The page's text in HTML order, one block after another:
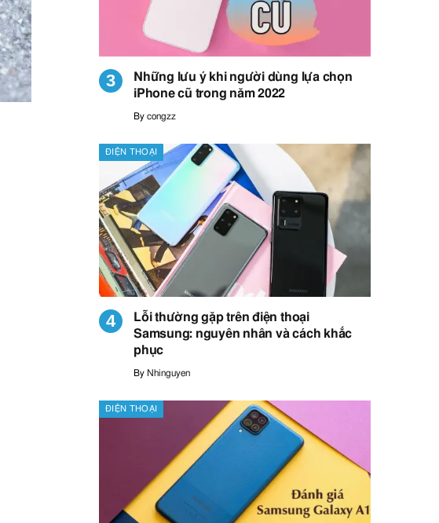
Những lưu ý khi người dùng lựa chọn
iPhone cũ trong năm 2022
By congzz
ĐIỆN THOẠI
Lỗi thường gặp trên điện thoại
Samsung: nguyên nhân và cách khắc
phục
By Nhinguyen
ĐIỆN THOẠI